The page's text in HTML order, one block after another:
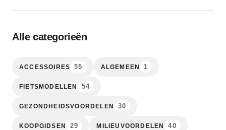
Alle categorieën
ACCESSOIRES 55 ALGEMEEN 1
FIETSMODELLEN 54
GEZONDHEIDSVOORDELEN 30
KOOPGIDSEN 29 MILIEUVOORDELEN 40